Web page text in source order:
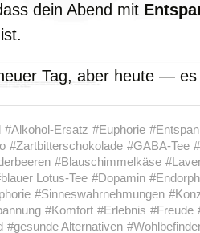
dein Abend mit
Tag, aber heute — es
#Alkohol-Ersatz #Euphorie
#Zartbitterschokolade #GABA-Tee
#Blauschimmelkäse
Lotus-Tee #Dopamin
#Sinneswahrnehmungen
#Komfort #Erlebnis #Freude
#gesunde Alternativen